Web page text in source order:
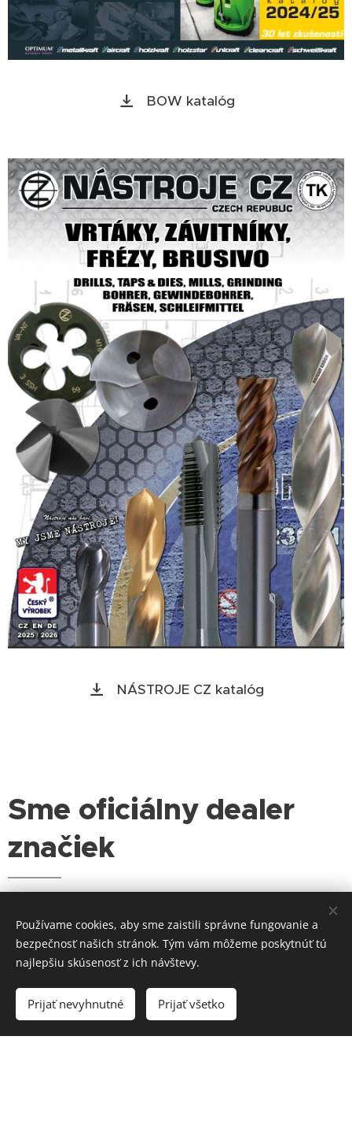
BOW katalóg
NÁSTROJE CZ katalóg
Sme oficiálny dealer
značiek
Používame cookies, aby sme zaistili správne fungovanie a
bezpečnosť našich stránok. Tým vám môžeme poskytnúť tú
najlepšiu skúsenosť z ich návštevy.
Prijať nevyhnutné Prijať všetko